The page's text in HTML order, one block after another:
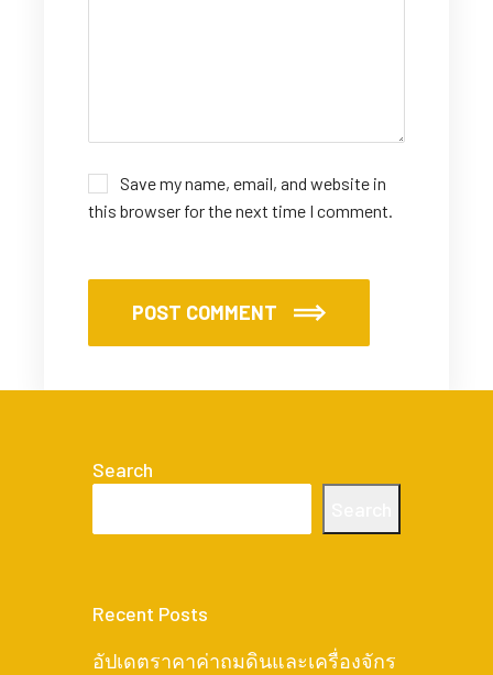
Save my name, email, and website in
this browser for the next time I comment.
POST COMMENT
Search
Recent Posts
อัปเดตราคาค่าถมดินและเครื่องจักร